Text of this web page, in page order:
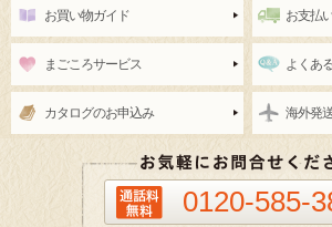
お買い物ガイド お支払
まごころサービス よくあ
カタログのお申込み 海外発
0120-585-